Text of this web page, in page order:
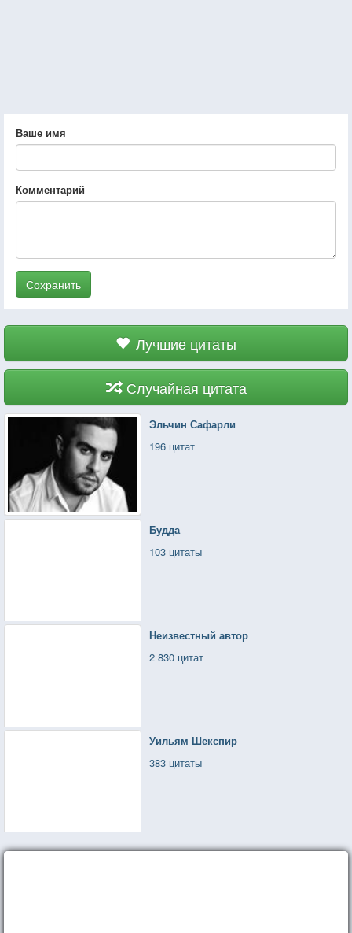
Ваше имя
Комментарий
Сохранить
Лучшие цитаты
Случайная цитата
Эльчин Сафарли
196 цитат
Будда
103 цитаты
Неизвестный автор
2 830 цитат
Уильям Шекспир
383 цитаты